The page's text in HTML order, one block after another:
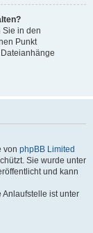
Sie in den
Punkt
von phpBB Limited
Sie wurde unter
und kann
Anlaufstelle ist unter